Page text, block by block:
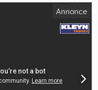
Annonce